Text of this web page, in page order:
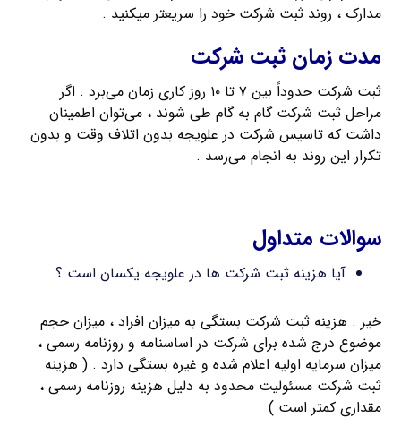
مدارک ، روند ثبت شرکت خود را سریعتر میکنید .
مدت زمان ثبت شرکت
ثبت شرکت حدوداً بین ۷ تا ۱۰ روز کاری زمان می‌برد . اگر
مراحل ثبت شرکت گام به گام طی شوند ، می‌توان اطمینان
داشت که تاسیس شرکت در علويجه بدون اتلاف وقت و بدون
تکرار این روند به انجام می‌رسد .
سوالات متداول
آیا هزینه ثبت شرکت ها در علويجه یکسان است ؟
خیر . هزینه ثبت شرکت بستگی به میزان افراد ، میزان حجم
موضوع درج شده برای شرکت در اساسنامه و روزنامه رسمی ،
میزان سرمایه اولیه اعلام شده و غیره بستگی دارد . ( هزینه
ثبت شرکت مسئولیت محدود به دلیل هزینه روزنامه رسمی ،
مقداری کمتر است )